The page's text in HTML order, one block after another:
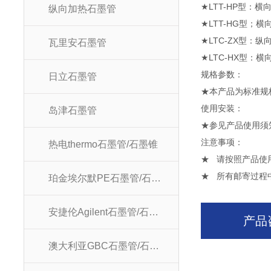
纵向加热石墨管
瓦里安石墨管
日立石墨管
岛津石墨管
热电thermo石墨管/石墨锥
珀金埃尔默PE石墨管/石墨锥
安捷伦Agilent石墨管/石墨锥
澳大利亚GBC石墨管/石墨锥
★LTT-HP型：横
★LTT-HG型；横
★LTC-ZX型：纵
★LTC-HX型：横
规格参
★本产品为标准规
使用
★参见产品使用须
注意
★ 请按照产品使
★ 所有邮寄过程
产品